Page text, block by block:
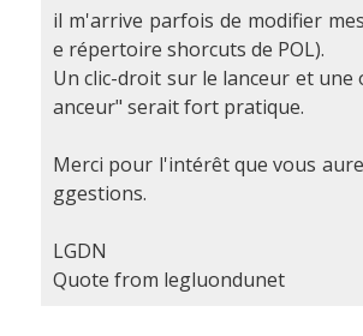
il m'arrive parfois de modifier
e répertoire shorcuts de POL).
Un clic-droit sur le lanceur et une
anceur" serait fort pratique.
Merci pour l'intérêt que vous
ggestions.
LGDN
Quote from legluondunet